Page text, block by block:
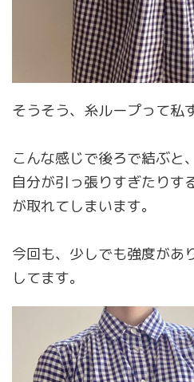
そうそう、糸ループって私
こんな感じで後ろで結ぶと
自分が引っ張りすぎたりす
が取れてしまいます。
今回も、少しでも強度があ
してます。